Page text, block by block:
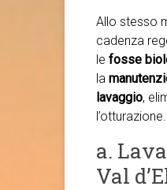
Allo stesso
cadenza
le fosse
la
lavaggio,
l’otturazione.
a.
Val